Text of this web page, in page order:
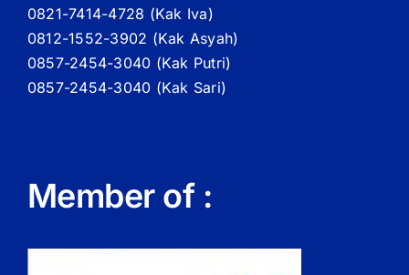
0821-7414-4728 (Kak Iva)
0812-1552-3902 (Kak Asyah)
0857-2454-3040 (Kak Putri)
0857-2454-3040 (Kak Sari)
Member of :